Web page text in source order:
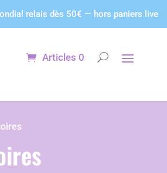
relais dès 50€ — hors paniers live
Articles 0
cookies